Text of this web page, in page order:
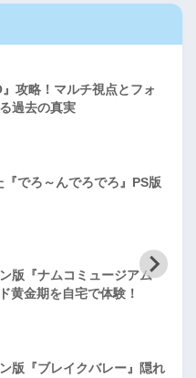
攻略！マルチ視点とフォ
過去の真実
でろ～んでろでろ』PS版
版『ナムコミュージアム
黄金期を自宅で体験！
版『ブレイクバレー』隠れ